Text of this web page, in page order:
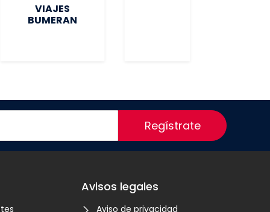
VIAJES
BUMERAN
Regístrate
Avisos legales
Aviso de privacidad